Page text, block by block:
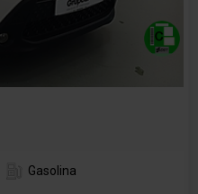
Gasolina